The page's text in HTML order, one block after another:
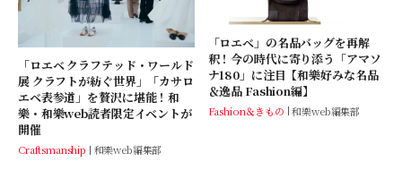
「ロエベ クラフテッド・ワールド
展 クラフトが紡ぐ世界」「カサロ
エベ表参道」を贅沢に堪能！和
樂・和樂web読者限定イベントが
開催
Craftsmanship 和樂web編集部
「ロエベ」の名品バッグを再解
釈！今の時代に寄り添う「アマソ
ナ180」に注目【和樂好みな名品
＆逸品 Fashion編】
Fashion＆きもの 和樂web編集部